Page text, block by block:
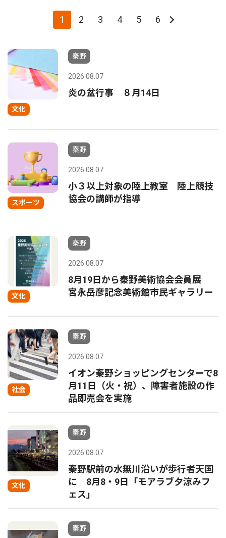
1 2 3 4 5 6
文化
秦野
2026.08.07
炎の盆行事 ８月14日
スポーツ
秦野
2026.08.07
小３以上対象の陸上教室 陸上競技
協会の講師が指導
文化
秦野
2026.08.07
8月19日から秦野美術協会会員展
宮永岳彦記念美術館市民ギャラリー
社会
秦野
2026.08.07
イオン秦野ショッピングセンターで8
月11日（火・祝）、障害者施設の作
品即売会を実施
文化
秦野
2026.08.07
秦野駅前の水無川沿いが歩行者天国
に 8月8・9日「モアラブ夕涼みフ
ェス」
秦野